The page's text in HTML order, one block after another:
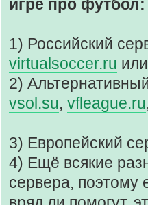
игре про футбол:
1) Российский
virtualsoccer.ru
2)
vsol.su, vfleague.ru
3) Европейский
4) Ещё всякие
сервера, поэтому